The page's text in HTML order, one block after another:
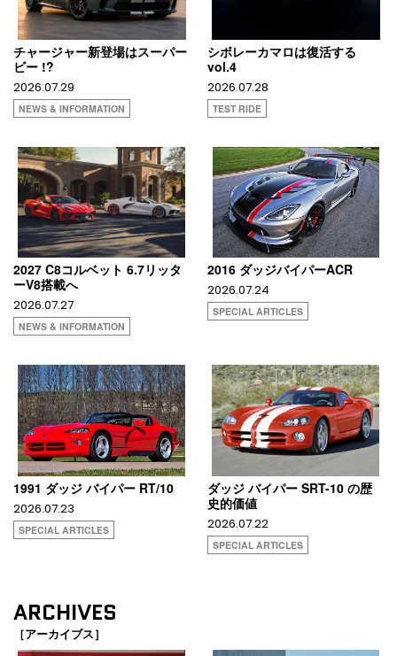
チャージャー新登場はスーパー
ビー !?
2026.07.29
NEWS & INFORMATION
シボレーカマロは復活する
vol.4
2026.07.28
TEST RIDE
2027 C8コルベット 6.7リッタ
ーV8搭載へ
2026.07.27
NEWS & INFORMATION
2016 ダッジバイパーACR
2026.07.24
SPECIAL ARTICLES
1991 ダッジ バイパー RT/10
2026.07.23
SPECIAL ARTICLES
ダッジ バイパー SRT-10 の歴
史的価値
2026.07.22
SPECIAL ARTICLES
ARCHIVES
［アーカイブス］